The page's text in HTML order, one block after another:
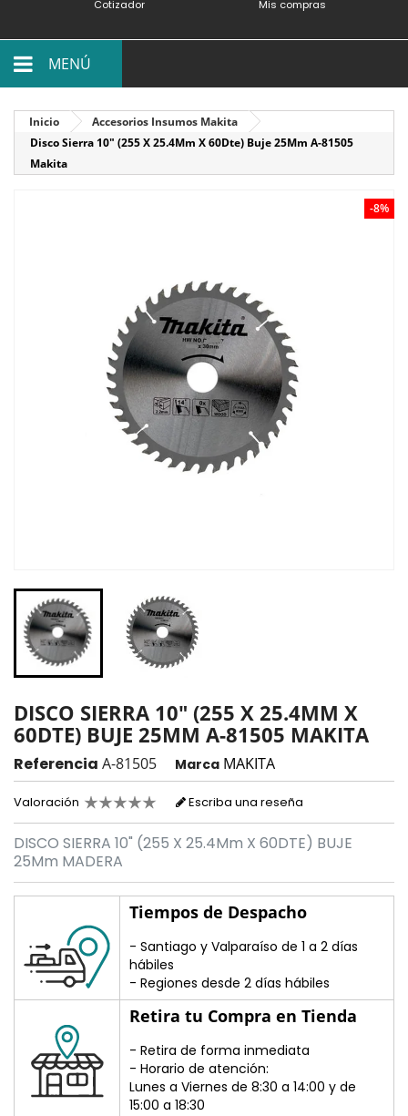
Cotizador Mis compras
MENÚ
Inicio
Accesorios Insumos Makita
Disco Sierra 10" (255 X 25.4Mm X 60Dte) Buje 25Mm A-81505
Makita
-8%
DISCO SIERRA 10" (255 X 25.4MM X
60DTE) BUJE 25MM A-81505 MAKITA
Referencia A-81505 Marca MAKITA
Valoración Escriba una reseña
DISCO SIERRA 10" (255 X 25.4Mm X 60DTE) BUJE
25Mm MADERA
Tiempos de Despacho
- Santiago y Valparaíso de 1 a 2 días
hábiles
- Regiones desde 2 días hábiles
Retira tu Compra en Tienda
- Retira de forma inmediata
- Horario de atención:
Lunes a Viernes de 8:30 a 14:00 y de
15:00 a 18:30